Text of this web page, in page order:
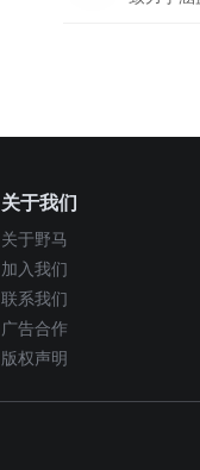
关于我们
关于野马
加入我们
联系我们
广告合作
版权声明